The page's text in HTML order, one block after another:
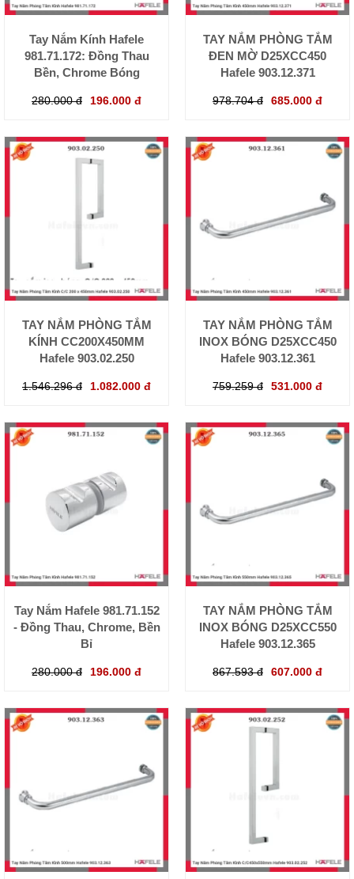
Tay Nắm Kính Hafele
981.71.172: Đồng Thau
Bền, Chrome Bóng
280.000 đ 196.000 đ
TAY NẮM PHÒNG TẮM
ĐEN MỜ D25XCC450
Hafele 903.12.371
978.704 đ 685.000 đ
TAY NẮM PHÒNG TẮM
KÍNH CC200X450MM
Hafele 903.02.250
1.546.296 đ 1.082.000 đ
TAY NẮM PHÒNG TẮM
INOX BÓNG D25XCC450
Hafele 903.12.361
759.259 đ 531.000 đ
Tay Nắm Hafele 981.71.152
- Đồng Thau, Chrome, Bền
Bỉ
280.000 đ 196.000 đ
TAY NẮM PHÒNG TẮM
INOX BÓNG D25XCC550
Hafele 903.12.365
867.593 đ 607.000 đ